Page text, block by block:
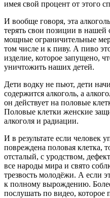
имея свой процент от этого
И вообще говоря, эта
терять свои позиции в
мощные ограничительные
том числе и к пиву. А пиво
изделие, которое запущено,
уничтожить наших детей.
Дети водку не пьют, дети
содержится алкоголь, а
он действует на половые
Половые клетки женские
алкоголя и радиации.
И в результате если человек
повреждена половая клетка,
отсталый, с уродством,
все народы мира и свято
трезвость молодёжи. А если
к полному вырождению.
послушать по видео, которое